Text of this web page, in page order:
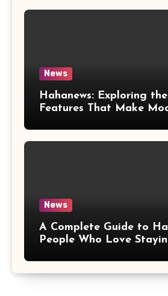
News
Hahanews: Exploring
Features That Make
News
A Complete Guide to
People Who Love